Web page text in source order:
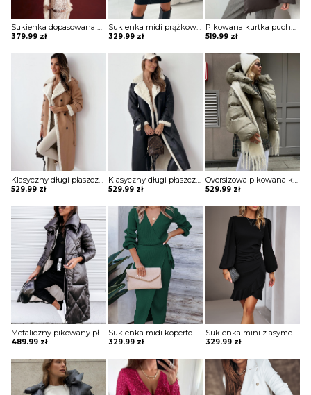
Sukienka dopasowana koronkowa Burcin
379.99 zł
Sukienka midi prążkowana Adalciza
329.99 zł
Pikowana kurtka puchowa w sportowym stylu Semiye
519.99 zł
Klasyczny długi płaszcz z futrem i paskiem Sherri
529.99 zł
Klasyczny długi płaszcz z futrem i paskiem Sherri
529.99 zł
Oversizowa pikowana kurtka puchowa z kapturem Thamara
529.99 zł
Metaliczny pikowany płaszcz z wysoką stójką Mako
489.99 zł
Sukienka midi kopertowa Jonie
329.99 zł
Sukienka mini z asymetryczną falbaną Maguelonne
329.99 zł